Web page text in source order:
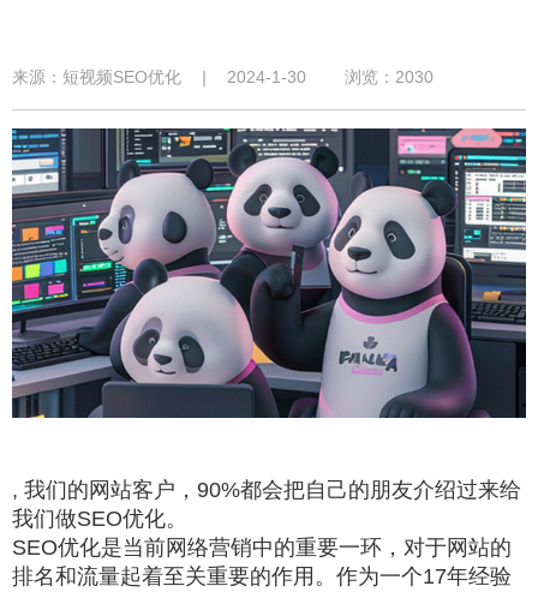
来源： 短视频SEO优化 | 2024-1-30 浏览： 2030
, 我们的网站客户，90%都会把自己的朋友介绍过来给
我们做SEO优化。
SEO优化是当前网络营销中的重要一环，对于网站的
排名和流量起着至关重要的作用。作为一个17年经验